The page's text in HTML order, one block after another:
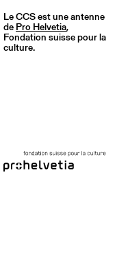
Le CCS est une antenne
de Pro Helvetia,
Fondation suisse pour la
culture.